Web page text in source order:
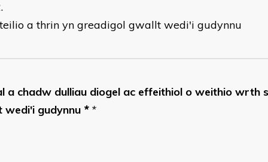
a thrin yn greadigol gwallt wedi'i gudynnu
a chadw dulliau diogel ac effeithiol o weithio wrth
wedi'i gudynnu **